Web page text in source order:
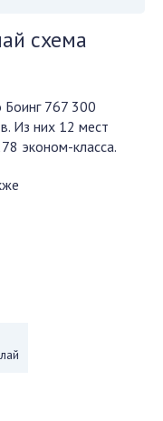
схема
Боинг 767 300
Из них 12 мест
эконом-класса.